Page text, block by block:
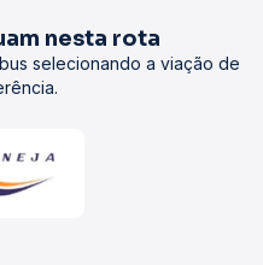
nesta rota
selecionando a viação de